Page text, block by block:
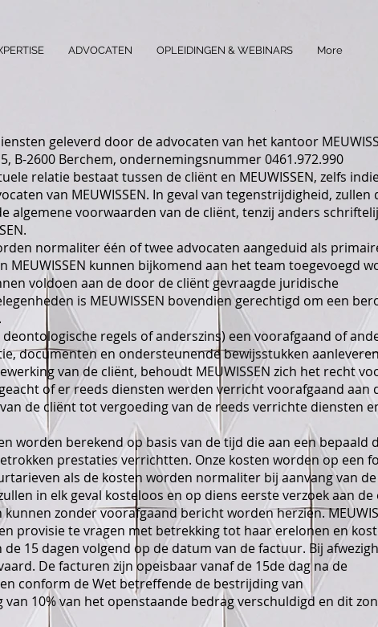
ADVOCATEN OPLEIDINGEN & WEBINARS More
geleverd door de advocaten van het kantoor
B-2600 Berchem, ondernemingsnummer 0461.972.990
relatie bestaat tussen de cliënt en MEUWISSEN, zelfs
van MEUWISSEN. In geval van tegenstrijdigheid, zullen
voorwaarden van de cliënt, tenzij anders
normaliter één of twee advocaten aangeduid als
kunnen bijkomend aan het team toegevoegd
voldoen aan de door de cliënt gevraagde juridische
is MEUWISSEN bovendien gerechtigd om een
regels of anderszins) een voorafgaand of
documenten en ondersteunende bewijsstukken
van de cliënt, behoudt MEUWISSEN zich het recht
of er reeds diensten werden verricht voorafgaand aan
de cliënt tot vergoeding van de reeds verrichte diensten
worden berekend op basis van de tijd die aan een bepaald
prestaties verrichtten. Onze kosten worden op een
als de kosten worden normaliter bij aanvang van de
in elk geval kosteloos en op diens eerste verzoek aan de
zonder voorafgaand bericht worden herzien.
provisie te vragen met betrekking tot haar erelonen en
15 dagen volgend op de datum van de factuur. Bij
De facturen zijn opeisbaar vanaf de 15de dag na de
conform de Wet betreffende de bestrijding van
10% van het openstaande bedrag verschuldigd en dit